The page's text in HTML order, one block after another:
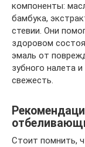
компоненты:
бамбука,
стевии. Они
здоровом
эмаль от
зубного налета
свежесть.
Стоит помнить,